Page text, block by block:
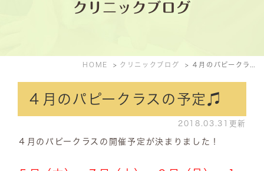
クリニックブログ
HOME クリニックブログ
４月のパピークラスの予定♫
2018.03.31更新
４月のパピークラスの開催予定が決まりました！